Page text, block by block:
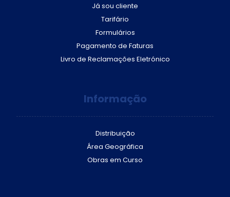
Já sou cliente
Tarifário
Formulários
Pagamento de Faturas
Livro de Reclamações Eletrónico
Informação
Distribuição
Área Geográfica
Obras em Curso